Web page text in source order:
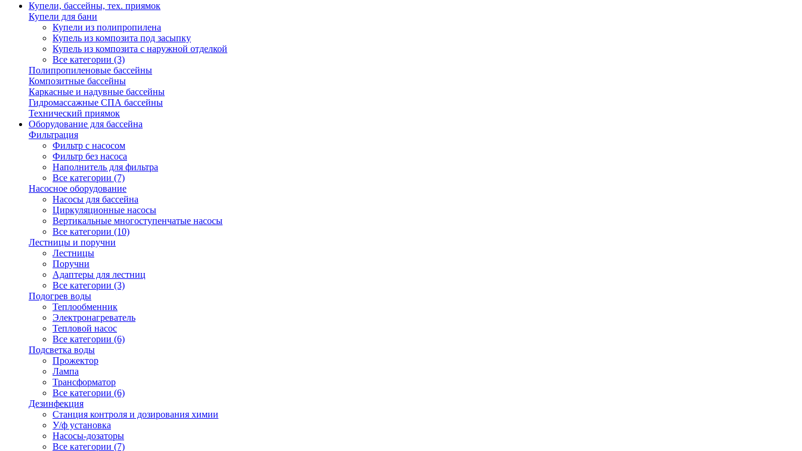
Купели, бассейны, тех. приямок
Купели для бани
Купели из полипропилена
Купель из композита под засыпку
Купель из композита с наружной отделкой
Все категории (3)
Полипропиленовые бассейны
Композитные бассейны
Каркасные и надувные бассейны
Гидромассажные СПА бассейны
Технический приямок
Оборудование для бассейна
Фильтрация
Фильтр с насосом
Фильтр без насоса
Наполнитель для фильтра
Все категории (7)
Насосное оборудование
Насосы для бассейна
Циркуляционные насосы
Вертикальные многоступенчатые насосы
Все категории (10)
Лестницы и поручни
Лестницы
Поручни
Адаптеры для лестниц
Все категории (3)
Подогрев воды
Теплообменник
Электронагреватель
Тепловой насос
Все категории (6)
Подсветка воды
Прожектор
Лампа
Трансформатор
Все категории (6)
Дезинфекция
Станция контроля и дозирования химии
У/ф установка
Насосы-дозаторы
Все категории (7)